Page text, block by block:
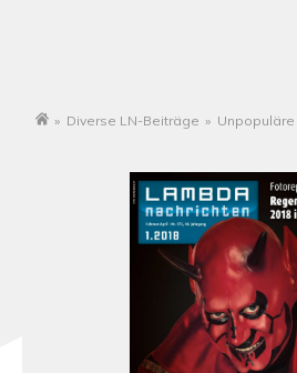
» Diverse LN-Beiträge »